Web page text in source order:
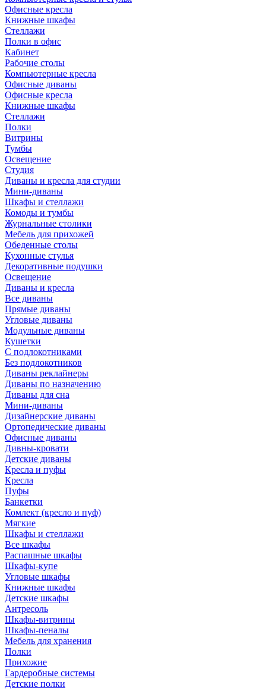
Офисные кресла
Книжные шкафы
Стеллажи
Полки в офис
Кабинет
Рабочие столы
Компьютерные кресла
Офисные диваны
Офисные кресла
Книжные шкафы
Стеллажи
Полки
Витрины
Тумбы
Освещение
Студия
Диваны и кресла для студии
Мини-диваны
Шкафы и стеллажи
Комоды и тумбы
Журнальные столики
Мебель для прихожей
Обеденные столы
Кухонные стулья
Декоративные подушки
Освещение
Диваны и кресла
Все диваны
Прямые диваны
Угловые диваны
Модульные диваны
Кушетки
С подлокотниками
Без подлокотников
Диваны реклайнеры
Диваны по назначению
Диваны для сна
Мини-диваны
Дизайнерские диваны
Ортопедические диваны
Офисные диваны
Дивны-кровати
Детские диваны
Кресла и пуфы
Кресла
Пуфы
Банкетки
Комлект (кресло и пуф)
Мягкие
Шкафы и стеллажи
Все шкафы
Распашные шкафы
Шкафы-купе
Угловые шкафы
Книжные шкафы
Детские шкафы
Антресоль
Шкафы-витрины
Шкафы-пеналы
Мебель для хранения
Полки
Прихожие
Гардеробные системы
Детские полки